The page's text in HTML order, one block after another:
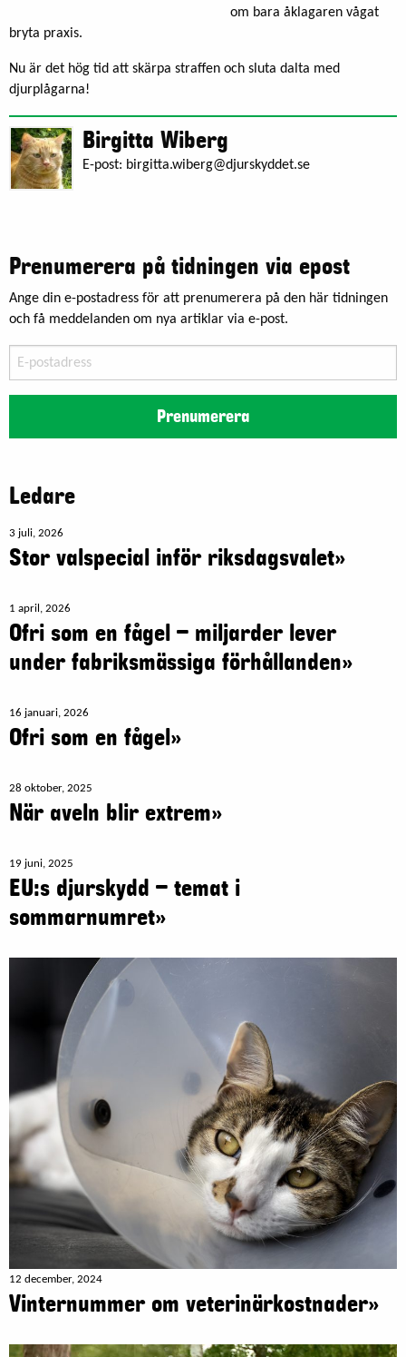
om bara åklagaren vågat
bryta praxis.
Nu är det hög tid att skärpa straffen och sluta dalta med
djurplågarna!
Birgitta Wiberg
E-post: birgitta.wiberg@djurskyddet.se
Prenumerera på tidningen via epost
Ange din e-postadress för att prenumerera på den här tidningen
och få meddelanden om nya artiklar via e-post.
postadress
Prenumerera
Ledare
3 juli, 2026
Stor valspecial inför riksdagsvalet»
1 april, 2026
Ofri som en fågel – miljarder lever
under fabriksmässiga förhållanden»
16 januari, 2026
Ofri som en fågel»
28 oktober, 2025
När aveln blir extrem»
19 juni, 2025
EU:s djurskydd – temat i
sommarnumret»
12 december, 2024
Vinternummer om veterinärkostnader»